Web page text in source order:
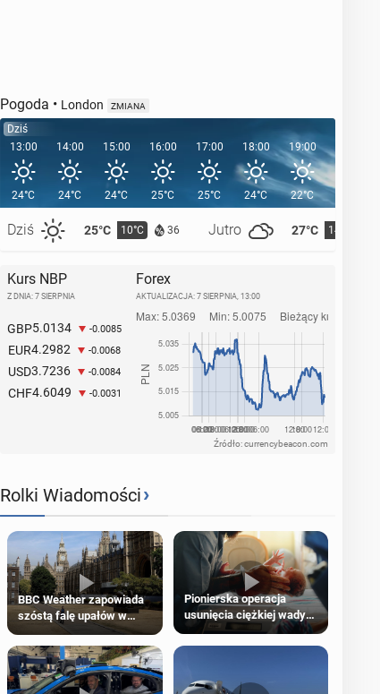
Pogoda • London ZMIANA
Dziś
13:00
24°C
Dziś 25°C 10°C 36 Jutro 27°C 14°C
14:00
24°C
15:00
24°C
16:00
25°C
17:00
25°C
18:00
24°C
19:00
22°C
20:00
Kurs NBP
Z DNIA: 7 SIERPNIA
GBP5.0134 -0.0085
EUR4.2982 -0.0068
USD3.7236 -0.0084
CHF4.6049 -0.0031
Forex
AKTUALIZACJA: 7 SIERPNIA, 13:00
Źródło: currencybeacon.com
Rolki Wiadomości›
BBC Weather zapowiada
szóstą falę upałów w
Pionierska operacja
usunięcia ciężkiej wady
wrodzonej płodu w łonie
matki